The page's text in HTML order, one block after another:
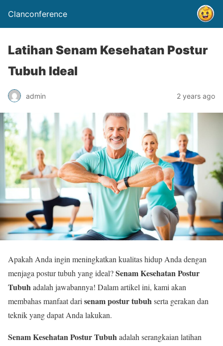
Clanconference
Latihan Senam Kesehatan Postur
Tubuh Ideal
admin 2 years ago
Apakah Anda ingin meningkatkan kualitas hidup Anda dengan
menjaga postur tubuh yang ideal?Senam Kesehatan Postur
Tubuhadalah jawabannya! Dalam artikel ini, kami akan
membahas manfaat dari senam postur tubuhserta gerakan dan
teknik yang dapat Anda lakukan.
Senam Kesehatan Postur Tubuhadalah serangkaian latihan